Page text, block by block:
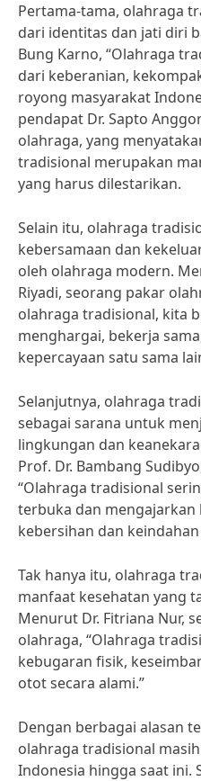
Pertama-tama, olahraga
dari identitas dan jati diri
Bung Karno, “Olahraga
dari keberanian,
royong masyarakat
pendapat Dr. Sapto
olahraga, yang
tradisional merupakan
yang harus dilestarikan.
Selain itu, olahraga
kebersamaan dan
oleh olahraga modern.
Riyadi, seorang pakar
olahraga tradisional, kita
menghargai, bekerja
kepercayaan satu sama
Selanjutnya, olahraga
sebagai sarana untuk
lingkungan dan
Prof. Dr. Bambang
“Olahraga tradisional
terbuka dan
kebersihan dan keindahan
Tak hanya itu, olahraga
manfaat kesehatan yang
Menurut Dr. Fitriana Nur,
olahraga, “Olahraga
kebugaran fisik,
otot secara alami.”
Dengan berbagai alasan
olahraga tradisional
Indonesia hingga saat ini.